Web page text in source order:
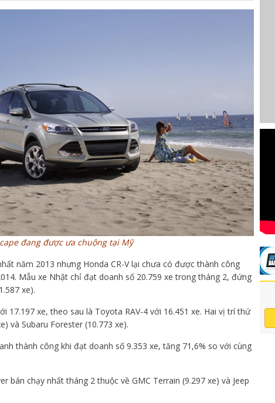
đang được ưa chuộng tại Mỹ
năm 2013 nhưng Honda CR-V lại chưa có được thành công
Mẫu xe Nhật chỉ đạt doanh số 20.759 xe trong tháng 2, đứng
xe).
17.197 xe, theo sau là Toyota RAV-4 với 16.451 xe. Hai vị trí thứ
và Subaru Forester (10.773 xe).
thành công khi đạt doanh số 9.353 xe, tăng 71,6% so với cùng
bán chạy nhất tháng 2 thuộc về GMC Terrain (9.297 xe) và Jeep